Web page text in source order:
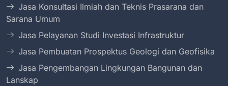
Jasa Konsultasi Ilmiah dan Teknis Prasarana dan
Sarana Umum
Jasa Pelayanan Studi Investasi Infrastruktur
Jasa Pembuatan Prospektus Geologi dan Geofisika
Jasa Pengembangan Lingkungan Bangunan dan
Lanskap